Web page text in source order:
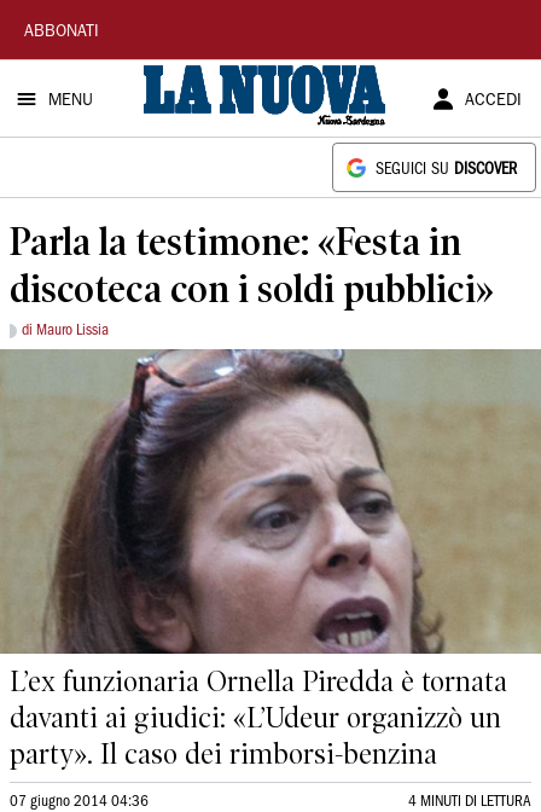
La
Nuova
Sardegna
ABBONATI
MENU ACCEDI
SEGUICI SU DISCOVER
Parla la testimone: «Festa in
discoteca con i soldi pubblici»
di Mauro Lissia
L’ex funzionaria Ornella Piredda è tornata
davanti ai giudici: «L’Udeur organizzò un
party». Il caso dei rimborsi-benzina
07 giugno 2014 04:36 4 MINUTI DI LETTURA